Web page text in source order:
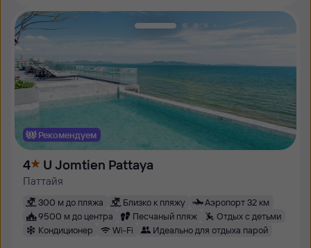
Рекомендуем
4 U Jomtien Pattaya
Паттайя
300 м до пляжа Близко к пляжу
Аэропорт 32 км
9500 м до центра
Песчаный пляж
Отдых с детьми
Кондиционер
Wi-Fi Идеально для отдыха парой